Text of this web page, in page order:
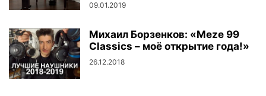
09.01.2019
Михаил Борзенков: «Meze 99
Classics – моё открытие года!»
26.12.2018